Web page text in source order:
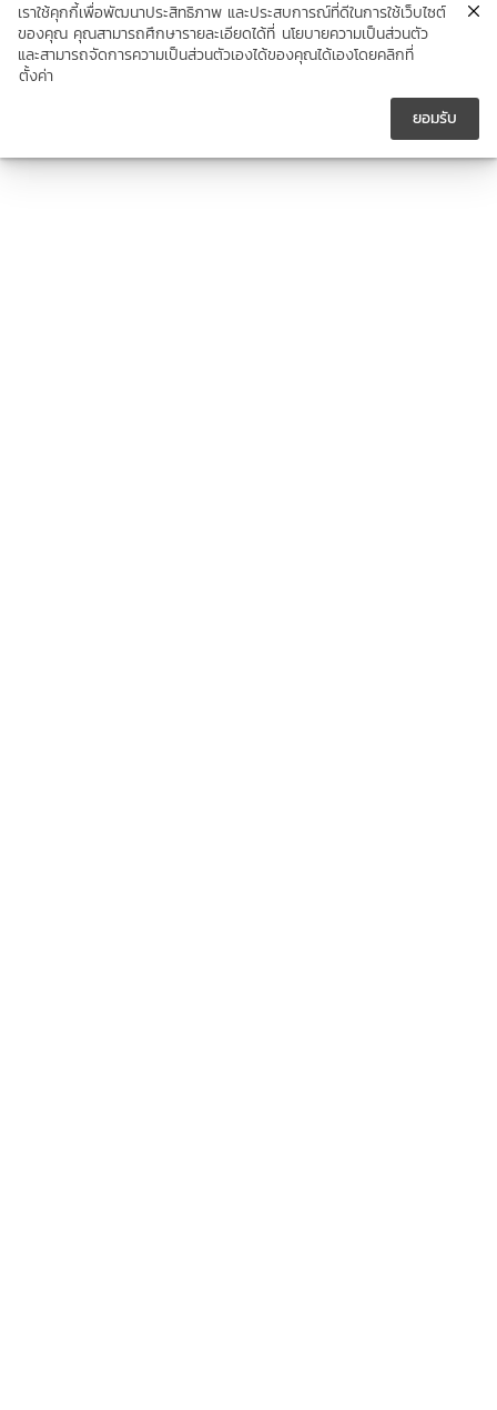

เราใช้คุกกี้เพื่อพัฒนาประสิทธิภาพ และประสบการณ์ที่ดีในการใช้เว็บไซต์
ของคุณ คุณสามารถศึกษารายละเอียดได้ที่ นโยบายความเป็นส่วนตัว
และสามารถจัดการความเป็นส่วนตัวเองได้ของคุณได้เองโดยคลิกที่
ตั้งค่า
ยอมรับ